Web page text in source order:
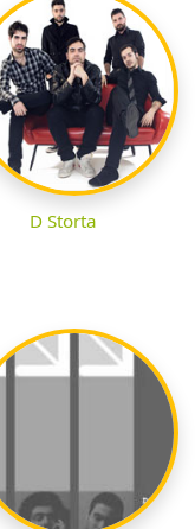
D Storta